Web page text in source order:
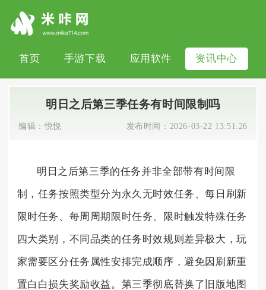
首页 手游下载 应用软件 资讯中心
明日之后第三季任务有时间限制吗
编辑： 悦悦 发布时间： 2026-03-22 13:51:26
明日之后第三季的任务并非全部带有时间限
制，任务按照类型分为永久无时效任务、每日刷新
限时任务、每周周期限时任务、限时触发特殊任务
四大类别，不同品类的任务时效规则差异极大，玩
家需要区分任务属性安排完成顺序，避免因刷新重
置白白损失奖励收益。第三季彻底替换了旧版地图